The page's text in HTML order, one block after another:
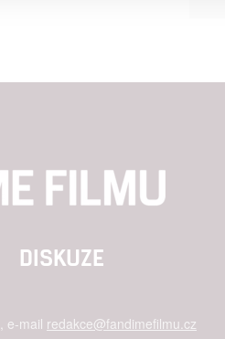
DISKUZE
, e-mail redakce@fandimefilmu.cz